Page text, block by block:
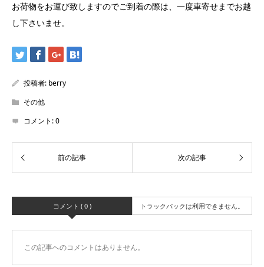
お荷物をお運び致しますのでご到着の際は、一度車寄せまでお越
し下さいませ。
投稿者: berry
その他
コメント:0
コメント ( 0 ) トラックバックは利用できません。
この記事へのコメントはありません。